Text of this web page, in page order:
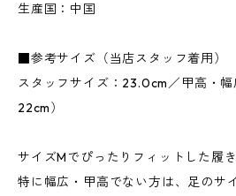
生産国：中国
■参考サイズ（当店スタッフ着用）
スタッフサイズ：23.0cm／甲高・
22cm）
サイズMでぴったりフィットした履き
特に幅広・甲高でない方は、足のサ